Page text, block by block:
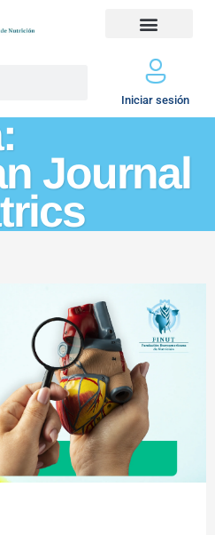
Iniciar sesión
Journal